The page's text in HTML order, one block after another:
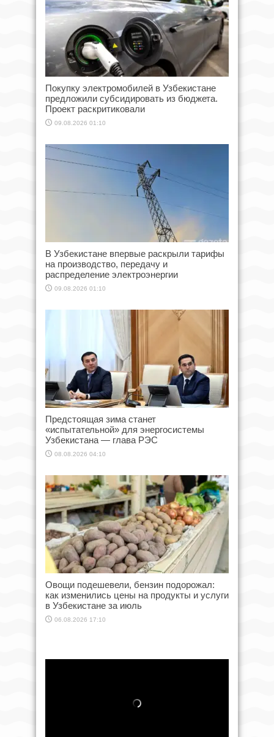
Покупку электромобилей в Узбекистане
предложили субсидировать из бюджета.
Проект раскритиковали
09.08.2026 01:10
В Узбекистане впервые раскрыли тарифы
на производство, передачу и
распределение электроэнергии
09.08.2026 01:10
Предстоящая зима станет
«испытательной» для энергосистемы
Узбекистана — глава РЭС
08.08.2026 04:10
Овощи подешевели, бензин подорожал:
как изменились цены на продукты и услуги
в Узбекистане за июль
06.08.2026 17:10